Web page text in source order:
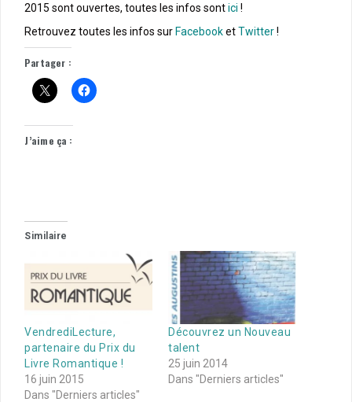
2015 sont ouvertes, toutes les infos sontici !
Retrouvez toutes les infos surFacebooketTwitter!
Partager :
J’aime ça :
Similaire
VendrediLecture,
partenaire du Prix du
Livre Romantique !
16 juin 2015
Dans "Derniers articles"
Découvrez un Nouveau
talent
25 juin 2014
Dans "Derniers articles"